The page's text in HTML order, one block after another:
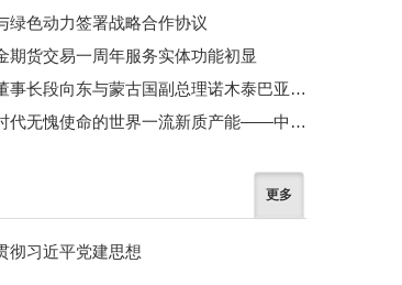
绿色动力签署战略合作协议
期货交易一周年服务实体功能初显
中铝集团董事长段向东与蒙古国副总理诺木泰巴亚尔举行会谈
锻造无愧时代无愧使命的世界一流新质产能——中国有色金属工业的战略应对与破局之道（二）
更多
彻习近平党建思想